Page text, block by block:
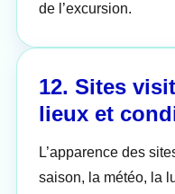
de l’excursion.
12. Sites
lieux et
L’apparence des
saison, la météo, la